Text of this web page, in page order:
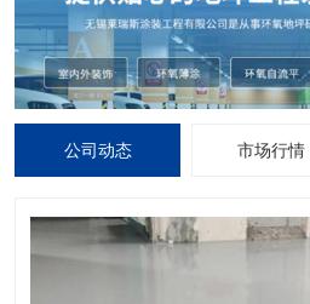
公司动态 市场行情